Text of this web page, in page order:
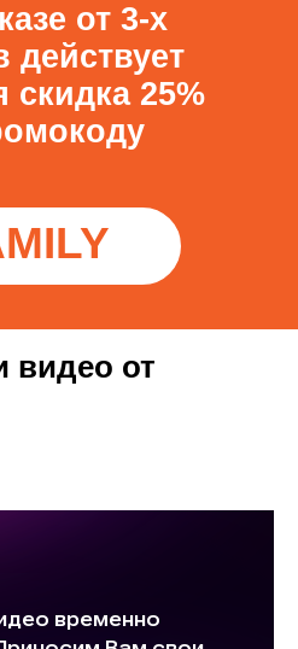
от 3-х
действует
скидка 25%
видео от